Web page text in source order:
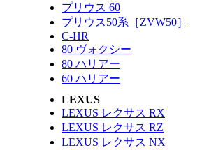
プリウス 60
プリウス50系［ZVW50］
C-HR
80 ヴォクシー
80 ハリアー
60 ハリアー
LEXUS
LEXUS レクサス RX
LEXUS レクサス RZ
LEXUS レクサス NX